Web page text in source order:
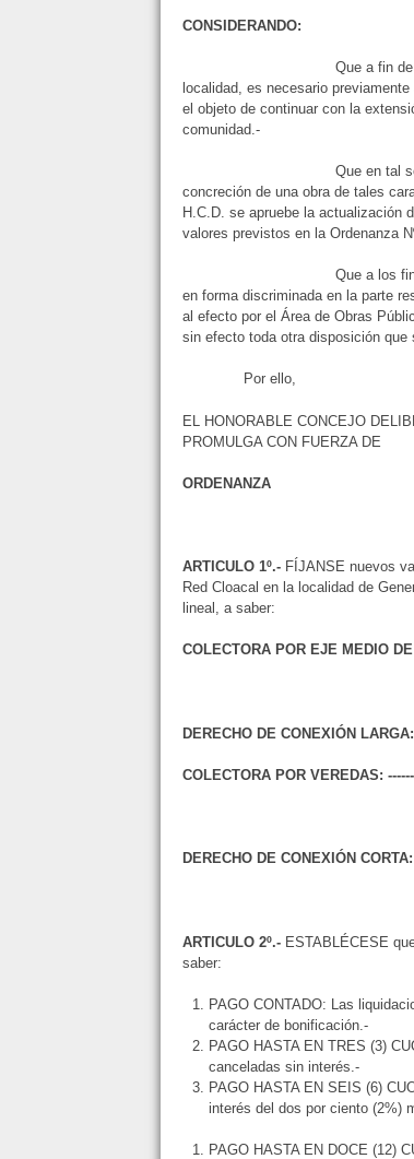
CONSIDERANDO:
Que a fin de prever la
localidad, es necesario
el objeto de continuar con la
comunidad.-
Que en tal sentido, y
concreción de una obra de tales
H.C.D. se apruebe la actualización
valores previstos en la Ordenanza
Que a los fines de su
en forma discriminada en la parte
al efecto por el Área de Obras
sin efecto toda otra disposición que
Por ello,
EL HONORABLE CONCEJO
PROMULGA CON FUERZA DE
ORDENANZA
ARTICULO 1º.- FÍJANSE nuevos
Red Cloacal en la localidad de
lineal, a saber:
COLECTORA POR EJE MEDIO
DERECHO DE CONEXIÓN
COLECTORA POR VEREDAS:
DERECHO DE CONEXIÓN
ARTICULO 2º.- ESTABLÉCESE
saber:
PAGO CONTADO: Las
carácter de bonificación.-
PAGO HASTA EN TRES (3)
canceladas sin interés.-
PAGO HASTA EN SEIS (6)
interés del dos por ciento (2%)
PAGO HASTA EN DOCE (12)